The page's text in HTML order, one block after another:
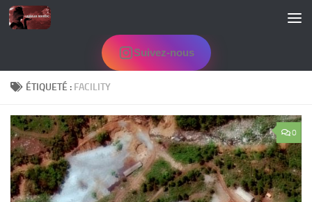
Skip to content
Suivez-nous
ÉTIQUETÉ : FACILITY
0